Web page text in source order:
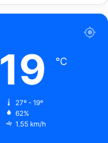
19 ℃
27º - 19º
62%
1.55 km/h